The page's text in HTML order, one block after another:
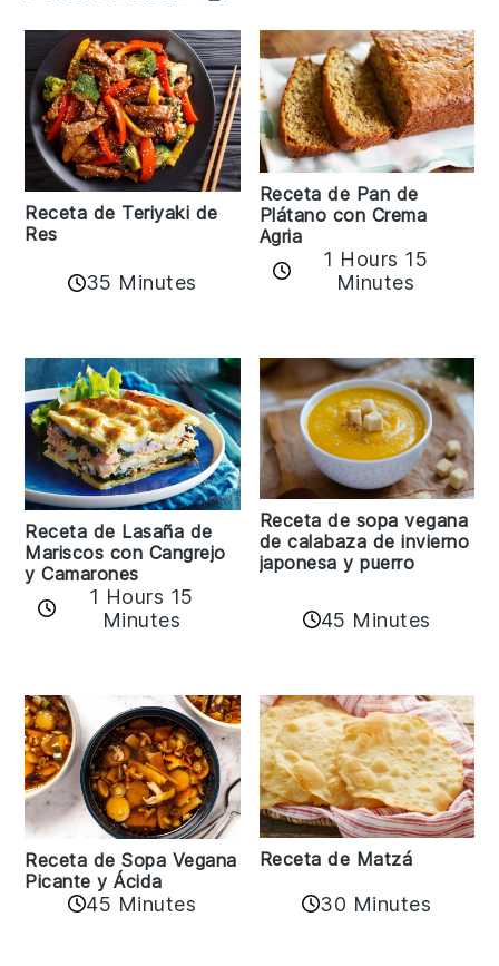
Receta de Teriyaki de
Res
35 Minutes
Receta de Pan de
Plátano con Crema
Agria
1 Hours 15
Minutes
Receta de Lasaña de
Mariscos con Cangrejo
y Camarones
1 Hours 15
Minutes
Receta de sopa vegana
de calabaza de invierno
japonesa y puerro
45 Minutes
Receta de Sopa Vegana
Picante y Ácida
45 Minutes
Receta de Matzá
30 Minutes